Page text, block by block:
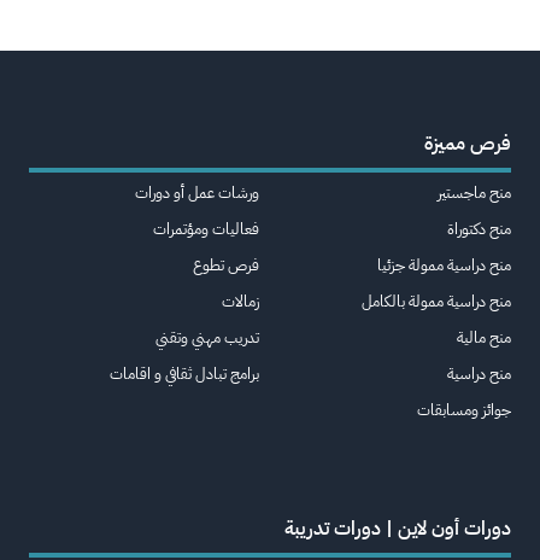
فرص مميزة
منح ماجستير
منح دكتوراة
منح دراسية ممولة جزئيا
منح دراسية ممولة بالكامل
منح مالية
منح دراسية
جوائز ومسابقات
ورشات عمل أو دورات
فعاليات ومؤتمرات
فرص تطوع
زمالات
تدريب مهني وتقني
برامج تبادل ثقافي و اقامات
دورات أون لاين | دورات تدريبة